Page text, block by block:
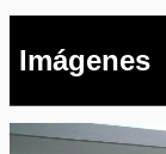
Imágenes